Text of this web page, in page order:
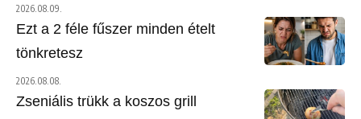
2026.08.09.
Ezt a 2 féle fűszer minden ételt
tönkretesz
2026.08.08.
Zseniális trükk a koszos grill